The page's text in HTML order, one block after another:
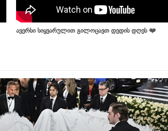
ავერსი სიყვარულით გილოცავთ დედის დღეს ❤️